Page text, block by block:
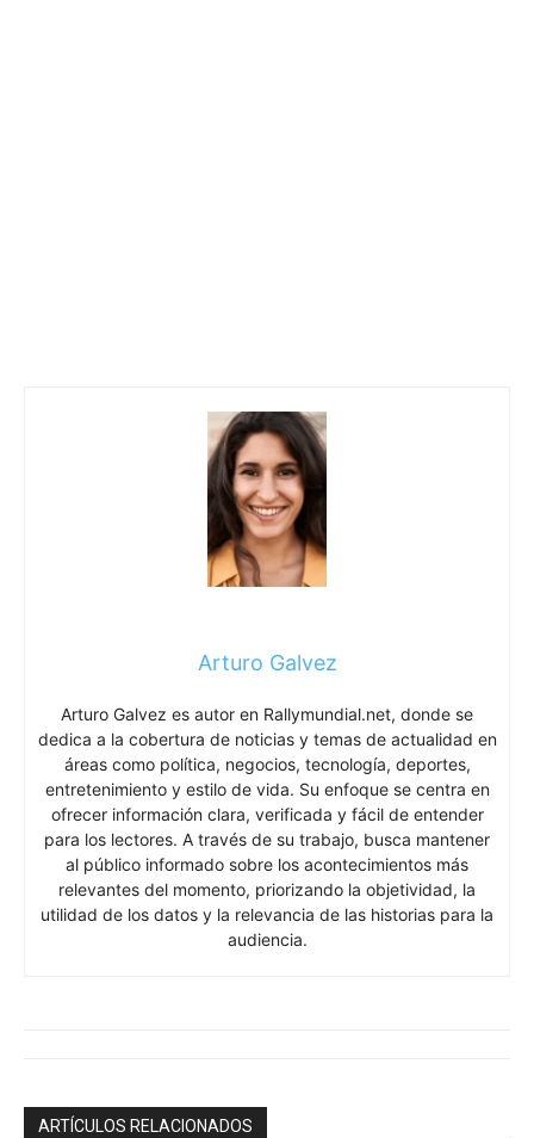
Arturo Galvez
Arturo Galvez es autor en Rallymundial.net, donde se
dedica a la cobertura de noticias y temas de actualidad en
áreas como política, negocios, tecnología, deportes,
entretenimiento y estilo de vida. Su enfoque se centra en
ofrecer información clara, verificada y fácil de entender
para los lectores. A través de su trabajo, busca mantener
al público informado sobre los acontecimientos más
relevantes del momento, priorizando la objetividad, la
utilidad de los datos y la relevancia de las historias para la
audiencia.
ARTÍCULOS RELACIONADOS